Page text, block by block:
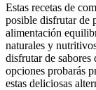
Estas recetas de
posible disfrutar de
alimentación
naturales y
disfrutar de sabores
opciones probarás
estas deliciosas